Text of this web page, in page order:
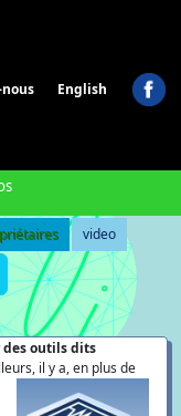
English
video
des outils dits
il y a, en plus de